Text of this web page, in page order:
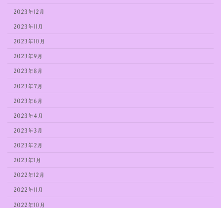
2023年12月
2023年11月
2023年10月
2023年9月
2023年8月
2023年7月
2023年6月
2023年4月
2023年3月
2023年2月
2023年1月
2022年12月
2022年11月
2022年10月